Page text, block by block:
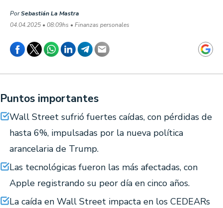
PorSebastián La Mastra
04.04.2025 • 08:09hs • Finanzas personales
Puntos importantes
Wall Street sufrió fuertes caídas, con pérdidas de
hasta 6%, impulsadas por la nueva política
arancelaria de Trump.
Las tecnológicas fueron las más afectadas, con
Apple registrando su peor día en cinco años.
La caída en Wall Street impacta en los CEDEARs